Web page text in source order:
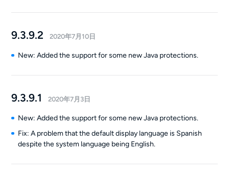
9.3.9.2 2020年7月10日
New: Added the support for some new Java protections.
9.3.9.1 2020年7月3日
New: Added the support for some new Java protections.
Fix: A problem that the default display language is Spanish
despite the system language being English.